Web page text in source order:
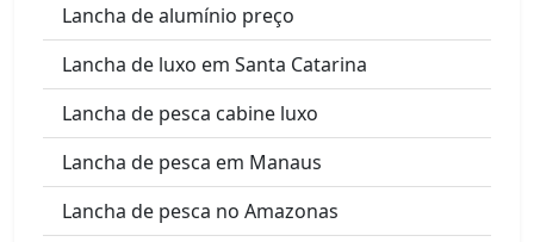
Lancha de alumínio preço
Lancha de luxo em Santa Catarina
Lancha de pesca cabine luxo
Lancha de pesca em Manaus
Lancha de pesca no Amazonas